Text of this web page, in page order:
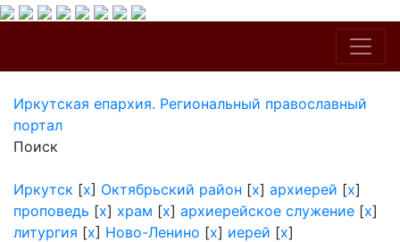
Иркутская епархия. Региональный православный
портал
Поиск
Иркутск [x] Октябрьский район [x] архиерей [x]
проповедь [x] храм [x] архиерейское служение [x]
литургия [x] Ново-Ленино [x] иерей [x]